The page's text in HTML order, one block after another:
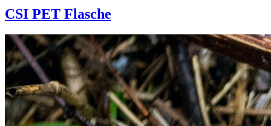
CSI PET Flasche